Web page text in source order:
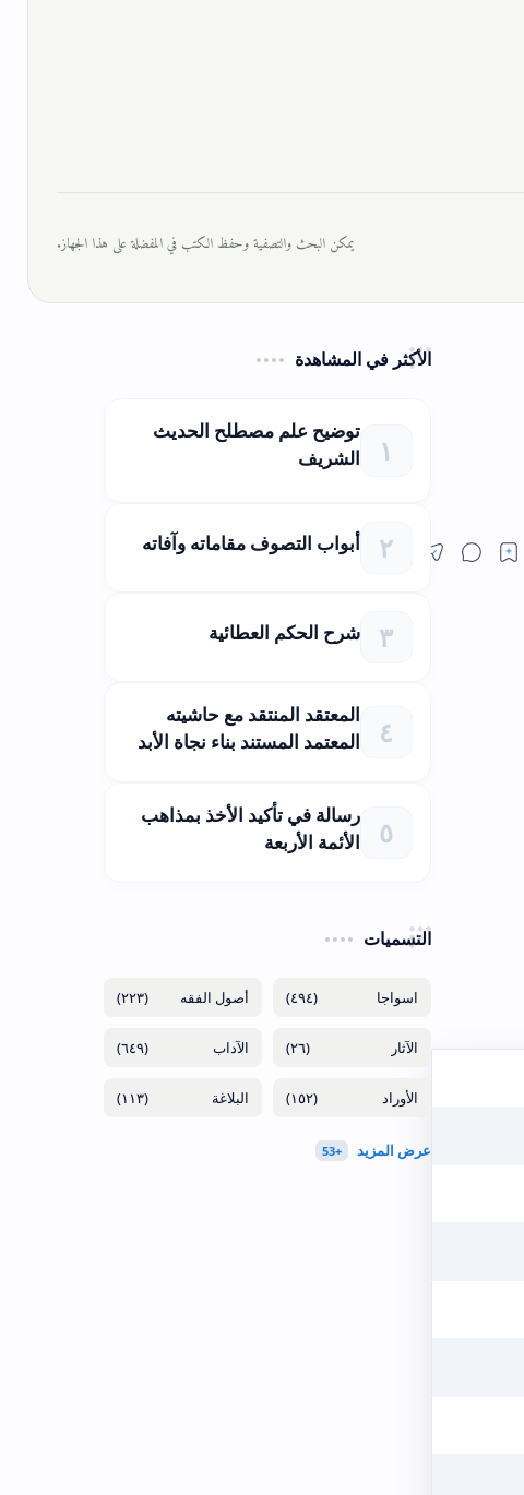
يمكن البحث والتصفية وحفظ الكتب في المفضلة على هذا الجهاز.
الأكثر في المشاهدة
توضيح علم مصطلح الحديث
الشريف
أبواب التصوف مقاماته وآفاته
شرح الحكم العطائية
المعتقد المنتقد مع حاشيته
المعتمد المستند بناء نجاة الأبد
رسالة في تأكيد الأخذ بمذاهب
الأئمة الأربعة
التسميات
(٤٩٤) (٢٢٣)
(٢٦) (٦٤٩)
(١٥٢) (١١٣)